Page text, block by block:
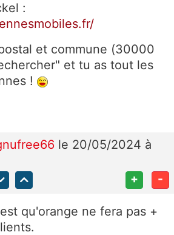
:
et commune (30000
et tu as tout les
!
le 20/05/2024 à
+ -
qu'orange ne fera pas +